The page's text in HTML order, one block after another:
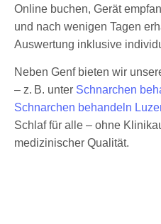
Online buchen, Gerät
und nach wenigen Tagen
Auswertung inklusive
Neben Genf bieten wir
– z. B. unter Schnarchen
Schnarchen behandeln
Schlaf für alle – ohne
medizinischer Qualität.